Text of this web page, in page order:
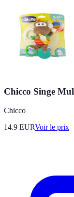
Chicco Singe
Chicco
14.9 EURVoir le prix